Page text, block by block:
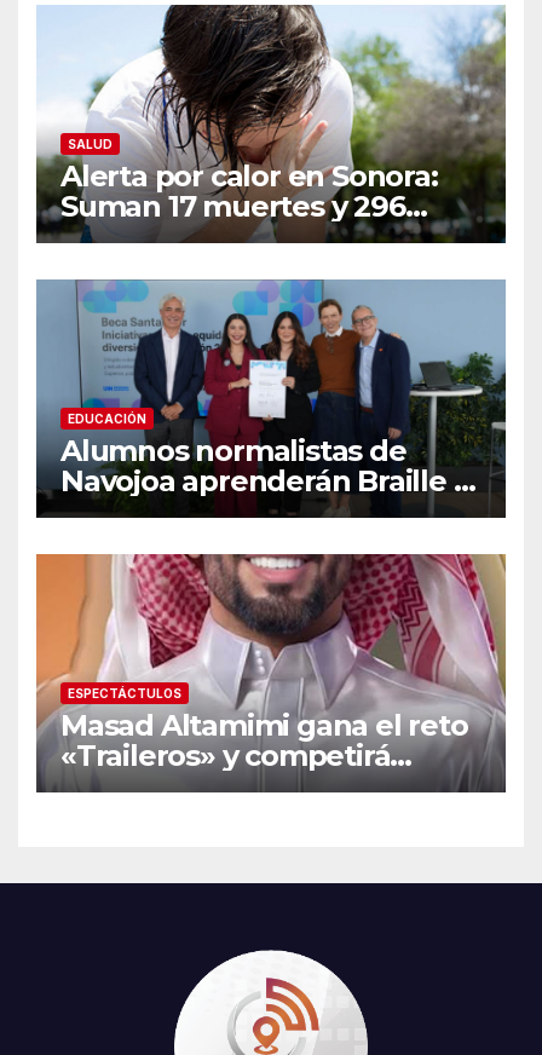
SALUD
Alerta por calor en Sonora:
Suman 17 muertes y 296
casos; estas son las
señales de alarma
EDUCACIÓN
Alumnos normalistas de
Navojoa aprenderán Braille y
Lengua de Señas tras ganar
ESPECTÁCTULOS
Masad Altamimi gana el reto
«Traileros» y competirá
contra Moisés Peñaloza por